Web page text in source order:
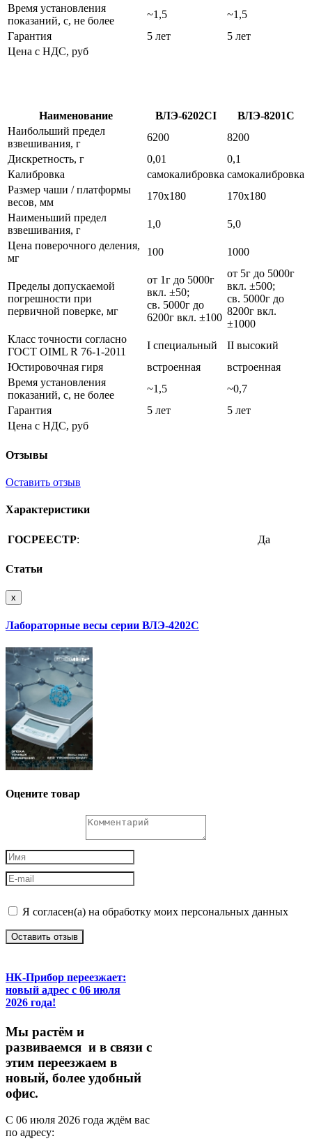
Время установления
показаний, с, не более
~1,5
~1,5
Гарантия
5 лет
5 лет
Цена с НДС, руб
Наименование ВЛЭ-6202СI
ВЛЭ-8201С
Наибольший предел
взвешивания, г
6200
8200
Дискретность, г
0,01
0,1
Калибровка
самокалибровка самокалибровка
Размер чаши / платформы
весов, мм
170х180
170х180
Наименьший предел
взвешивания, г
1,0
5,0
Цена поверочного деления,
мг
100 1000
Пределы допускаемой
погрешности при
первичной поверке, мг
от 1г до 5000г
вкл. ±50;
св. 5000г до
6200г вкл. ±100
от 5г до 5000г
вкл. ±500;
св. 5000г до
8200г вкл.
±1000
Класс точности согласно
ГОСТ OIML R 76-1-2011
I специальный
II высокий
Юстировочная гиря
встроенная
встроенная
Время установления
показаний, с, не более
~1,5
~0,7
Гарантия
5 лет
5 лет
Цена с НДС, руб
Отзывы
Оставить отзыв
Характеристики
ГОСРЕЕСТР: Да
Статьи
x
Лабораторные весы серии ВЛЭ-4202C
Оцените товар
Я согласен(а) на обработку моих персональных данных
Оставить отзыв
НК-Прибор переезжает:
новый адрес с 06 июля
2026 года!
Мы растём и
развиваемся и в связи с
этим переезжаем в
новый, более удобный
офис.
С 06 июля 2026 года ждём вас
по адресу: